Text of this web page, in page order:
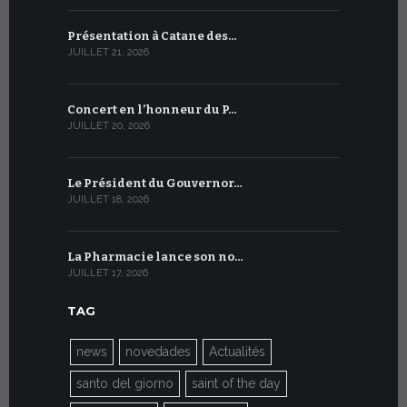
Présentation à Catane des…
JUILLET 21, 2026
Concert en l’honneur du P…
JUILLET 20, 2026
Le Président du Gouvernor…
JUILLET 18, 2026
La Pharmacie lance son no…
JUILLET 17, 2026
TAG
news novedades Actualités
santo del giorno saint of the day